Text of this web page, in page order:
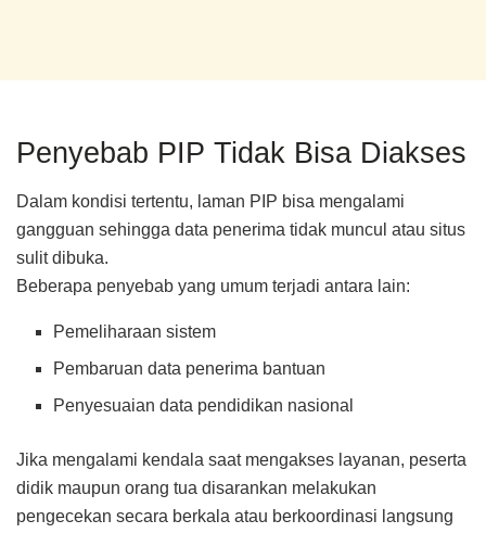
Penyebab PIP Tidak Bisa Diakses
Dalam kondisi tertentu, laman PIP bisa mengalami
gangguan sehingga data penerima tidak muncul atau situs
sulit dibuka.
Beberapa penyebab yang umum terjadi antara lain:
Pemeliharaan sistem
Pembaruan data penerima bantuan
Penyesuaian data pendidikan nasional
Jika mengalami kendala saat mengakses layanan, peserta
didik maupun orang tua disarankan melakukan
pengecekan secara berkala atau berkoordinasi langsung